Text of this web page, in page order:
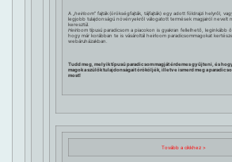
A „ heirloom” fajták(örökségfajták, tájfajták) egy adott földrajzi helyről,
legjobb tulajdonságú növényekről válogatott termések magjairól nevelt
keresztül.
Heirloom típusú paradicsom a piacokon is gyakran fellelhető, leginkább
hogy már korábban te is vásároltál heirloom paradicsommagokat
webáruházakban.
Tudd meg, melyik típusú paradicsom magját érdemes gyűjteni, és
magok a szülők tulajdonságait örököljék, illetve ismerd meg a
most!
Tovább a cikkhez >